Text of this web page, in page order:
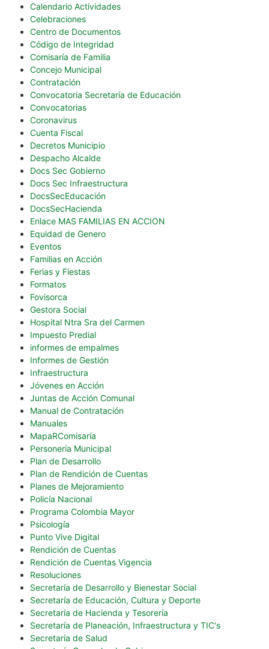
Calendario Actividades
Celebraciones
Centro de Documentos
Código de Integridad
Comisaría de Familia
Concejo Municipal
Contratación
Convocatoria Secretaría de Educación
Convocatorias
Coronavirus
Cuenta Fiscal
Decretos Municipio
Despacho Alcalde
Docs Sec Gobierno
Docs Sec Infraestructura
DocsSecEducación
DocsSecHacienda
Enlace MAS FAMILIAS EN ACCION
Equidad de Genero
Eventos
Familias en Acción
Ferias y Fiestas
Formatos
Fovisorca
Gestora Social
Hospital Ntra Sra del Carmen
Impuesto Predial
informes de empalmes
Informes de Gestión
Infraestructura
Jóvenes en Acción
Juntas de Acción Comunal
Manual de Contratación
Manuales
MapaRComisaría
Personería Municipal
Plan de Desarrollo
Plan de Rendición de Cuentas
Planes de Mejoramiento
Policía Nacional
Programa Colombia Mayor
Psicología
Punto Vive Digital
Rendición de Cuentas
Rendición de Cuentas Vigencia
Resoluciones
Secretaría de Desarrollo y Bienestar Social
Secretaría de Educación, Cultura y Deporte
Secretaría de Hacienda y Tesorería
Secretaría de Planeación, Infraestructura y TIC's
Secretaría de Salud